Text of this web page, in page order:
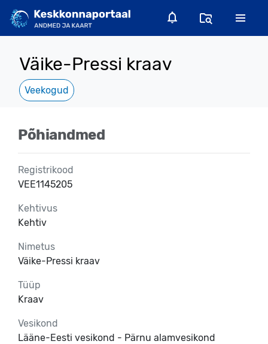
Väike-Pressi kraav
Veekogud
Põhiandmed
Registrikood
VEE1145205
Kehtivus
Kehtiv
Nimetus
Väike-Pressi kraav
Tüüp
Kraav
Vesikond
Lääne-Eesti vesikond - Pärnu alamvesikond